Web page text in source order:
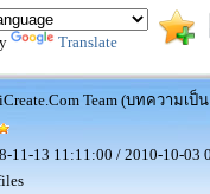
Translate
Team (บทความ
11-13 11:11:00 / 2010-10-03